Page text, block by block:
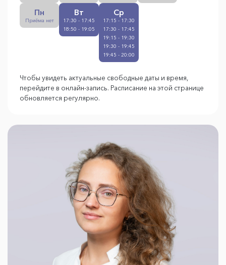
Пн
Приёма нет
Вт
17:30 - 17:45
18:50 - 19:05
Ср
17:15 - 17:30
17:30 - 17:45
19:15 - 19:30
19:30 - 19:45
19:45 - 20:00
Чтобы увидеть актуальные свободные даты и время,
перейдите в онлайн-запись. Расписание на этой странице
обновляется регулярно.